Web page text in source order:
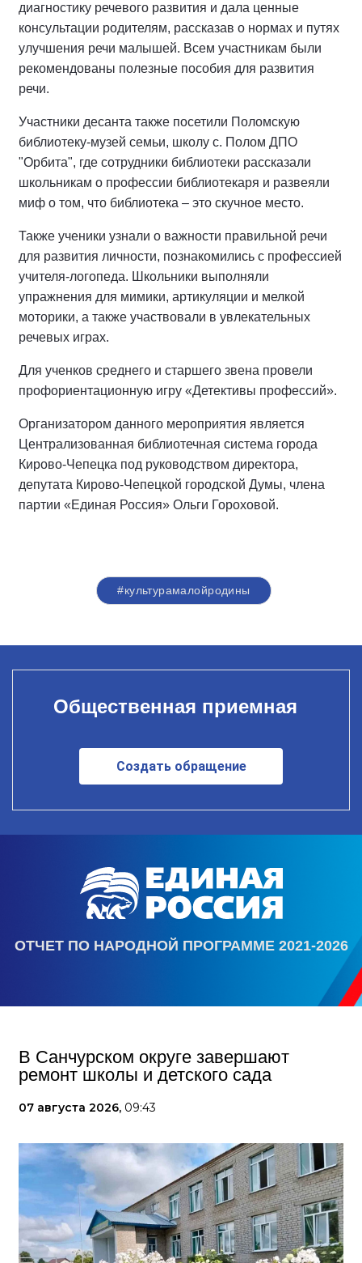
диагностику речевого развития и дала ценные
консультации родителям, рассказав о нормах и путях
улучшения речи малышей. Всем участникам были
рекомендованы полезные пособия для развития
речи.
Участники десанта также посетили Поломскую
библиотеку-музей семьи, школу с. Полом ДПО
"Орбита", где сотрудники библиотеки рассказали
школьникам о профессии библиотекаря и развеяли
миф о том, что библиотека – это скучное место.
Также ученики узнали о важности правильной речи
для развития личности, познакомились с профессией
учителя-логопеда. Школьники выполняли
упражнения для мимики, артикуляции и мелкой
моторики, а также участвовали в увлекательных
речевых играх.
Для ученков среднего и старшего звена провели
профориентационную игру «Детективы профессий».
Организатором данного мероприятия является
Централизованная библиотечная система города
Кирово-Чепецка под руководством директора,
депутата Кирово-Чепецкой городской Думы, члена
партии «Единая Россия» Ольги Гороховой.
#культурамалойродины
Общественная приемная
Создать обращение
ОТЧЕТ ПО НАРОДНОЙ ПРОГРАММЕ 2021-2026
В Санчурском округе завершают
ремонт школы и детского сада
07 августа 2026, 09:43